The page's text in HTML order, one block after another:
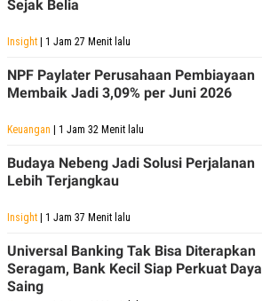
ER
I
I
N
G
K
E
D
A
.
D
Sejak Belia
Insight | 1 Jam 27 Menit lalu
NPF Paylater Perusahaan Pembiayaan
Membaik Jadi 3,09% per Juni 2026
Keuangan | 1 Jam 32 Menit lalu
Budaya Nebeng Jadi Solusi Perjalanan
Lebih Terjangkau
Insight | 1 Jam 37 Menit lalu
Universal Banking Tak Bisa Diterapkan
Seragam, Bank Kecil Siap Perkuat Daya
Saing